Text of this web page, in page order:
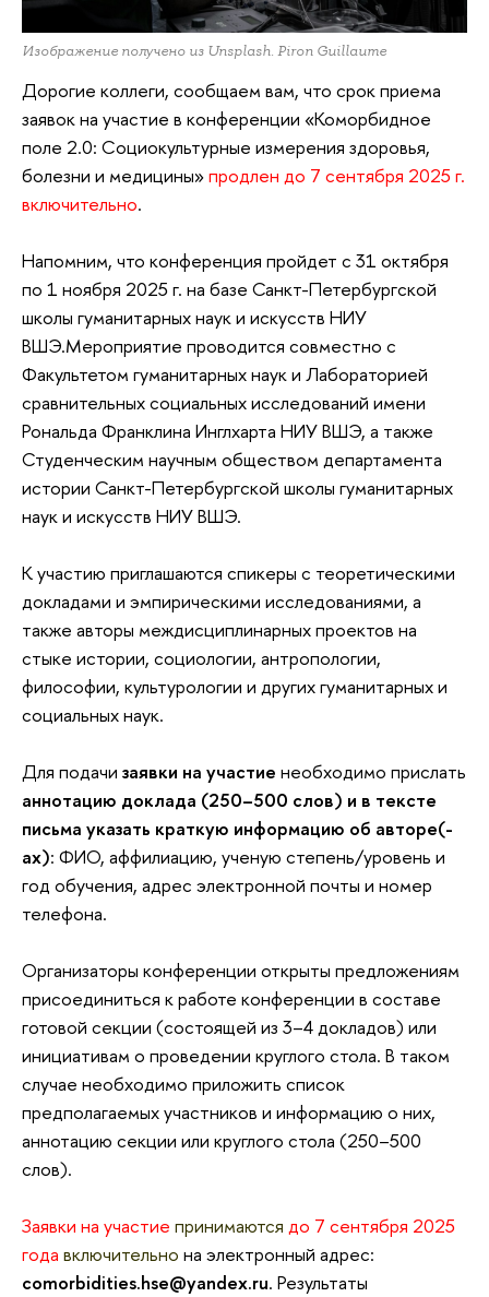
Изображение получено из Unsplash. Piron Guillaume
Дорогие коллеги, сообщаем вам, что срок приема
заявок на участие в конференции «Коморбидное
поле 2.0: Социокультурные измерения здоровья,
болезни и медицины»продлен до 7 сентября 2025 г.
включительно.
Напомним, что конференция пройдет с 31 октября
по 1 ноября 2025 г. на базе Санкт-Петербургской
школы гуманитарных наук и искусств НИУ
ВШЭ.Мероприятие проводится совместно с
Факультетом гуманитарных наук и Лабораторией
сравнительных социальных исследований имени
Рональда Франклина Инглхарта НИУ ВШЭ, а также
Студенческим научным обществом департамента
истории Санкт-Петербургской школы гуманитарных
наук и искусств НИУ ВШЭ.
К участию приглашаются спикеры с теоретическими
докладами и эмпирическими исследованиями, а
также авторы междисциплинарных проектов на
стыке истории, социологии, антропологии,
философии, культурологии и других гуманитарных и
социальных наук.
Для подачи заявки на участие необходимо прислать
аннотацию доклада (250–500 слов) и в тексте
письма указать краткую информацию об авторе(-
ах): ФИО, аффилиацию, ученую степень/уровень и
год обучения, адрес электронной почты и номер
телефона.
Организаторы конференции открыты предложениям
присоединиться к работе конференции в составе
готовой секции (состоящей из 3–4 докладов) или
инициативам о проведении круглого стола. В таком
случае необходимо приложить список
предполагаемых участников и информацию о них,
аннотацию секции или круглого стола (250–500
слов).
Заявки на участие принимаются до 7 сентября 2025
года включительно на электронный адрес:
comorbidities.hse@yandex.ru. Результаты